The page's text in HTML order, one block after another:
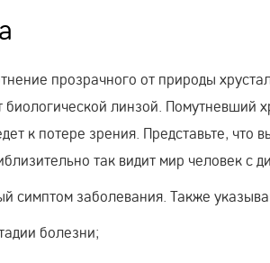
прозрачного от природы
линзой. Помутневший
к потере зрения. Представьте, что
так видит мир человек с
симптом заболевания. Также
болезни;